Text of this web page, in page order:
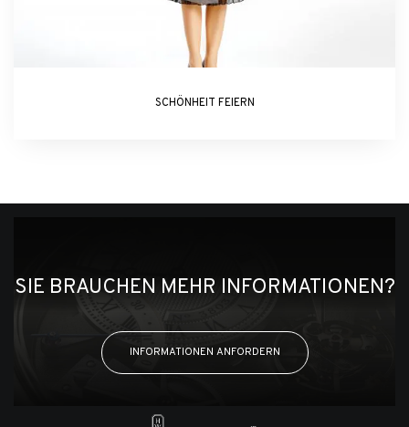
SCHÖNHEIT FEIERN
SIE BRAUCHEN MEHR INFORMATIONEN?
INFORMATIONEN ANFORDERN